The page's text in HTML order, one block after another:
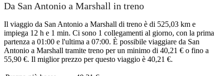
Da San Antonio a Marshall in treno
Il viaggio da San Antonio a Marshall di treno è di 525,03 km e
impiega 12 h e 1 min. Ci sono 1 collegamenti al giorno, con la prima
partenza a 01:00 e l'ultima a 07:00. È possibile viaggiare da San
Antonio a Marshall tramite treno per un minimo di 40,21 € o fino a
55,90 €. Il miglior prezzo per questo viaggio è 40,21 €.